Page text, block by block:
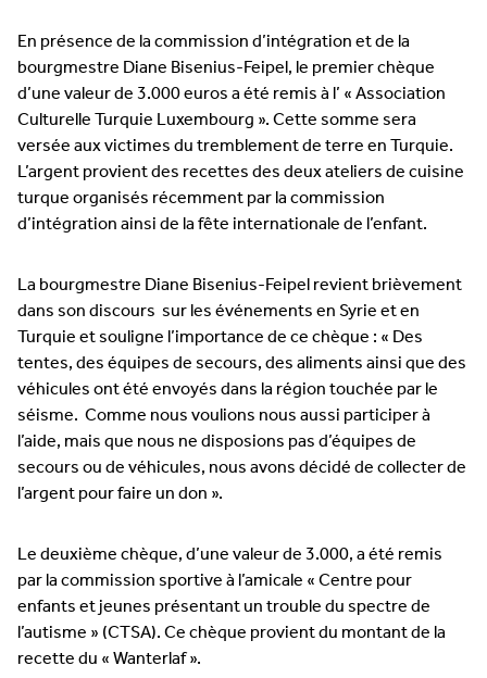
En présence de la commission d’intégration et de la
bourgmestre Diane Bisenius-Feipel, le premier chèque
d’une valeur de 3.000 euros a été remis à l’ « Association
Culturelle Turquie Luxembourg ». Cette somme sera
versée aux victimes du tremblement de terre en Turquie.
L’argent provient des recettes des deux ateliers de cuisine
turque organisés récemment par la commission
d’intégration ainsi de la fête internationale de l’enfant.
La bourgmestre Diane Bisenius-Feipel revient brièvement
dans son discours sur les événements en Syrie et en
Turquie et souligne l’importance de ce chèque : « Des
tentes, des équipes de secours, des aliments ainsi que des
véhicules ont été envoyés dans la région touchée par le
séisme. Comme nous voulions nous aussi participer à
l’aide, mais que nous ne disposions pas d’équipes de
secours ou de véhicules, nous avons décidé de collecter de
l’argent pour faire un don ».
Le deuxième chèque, d’une valeur de 3.000, a été remis
par la commission sportive à l’amicale « Centre pour
enfants et jeunes présentant un trouble du spectre de
l’autisme » (CTSA). Ce chèque provient du montant de la
recette du « Wanterlaf ».